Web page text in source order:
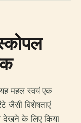
महल स्वयं एक
जैसी विशेषताएं
देखने के लिए किया